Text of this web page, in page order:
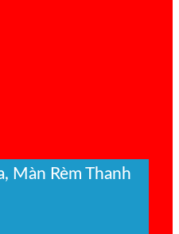
Màn Rèm Thanh